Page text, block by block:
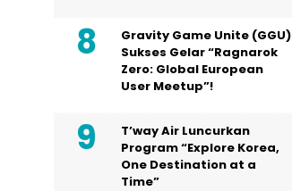
Gravity Game Unite (GGU)
Sukses Gelar “Ragnarok
Zero: Global European
User Meetup”!
T’way Air Luncurkan
Program “Explore Korea,
One Destination at a
Time”